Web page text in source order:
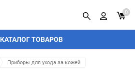
КАТАЛОГ ТОВАРОВ
0
Приборы для ухода за кожей